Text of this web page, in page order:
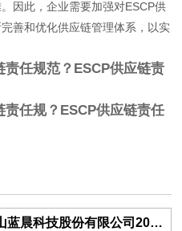
因此，企业需要加强对ESCP供
善和优化供应链管理体系，以实
责任规范？​ESCP供应链责
责任规？ESCP供应链责任
祝贺中山蓝晨科技股份有限公司2026年一次性成功通过BSCI验厂-B级